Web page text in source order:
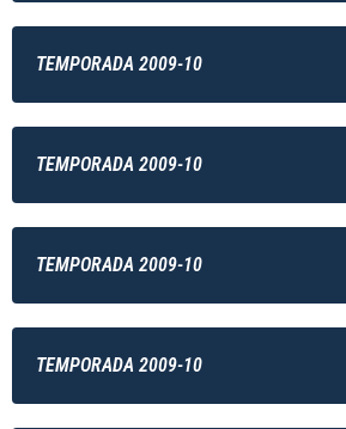
TEMPORADA 2009-10
TEMPORADA 2009-10
TEMPORADA 2009-10
TEMPORADA 2009-10